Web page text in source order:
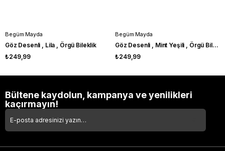
Begüm Mayda
Göz Desenli , Lila , Örgü Bileklik
₺249,99
Begüm Mayda
Göz Desenli , Mint Yeşili , Örgü Bileklik
₺249,99
Bültene kaydolun, kampanya ve yenilikleri
kaçırmayın!